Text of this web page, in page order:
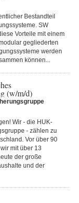
Bestandteil
SW
Vorteile mit einem
gegliederten
werden
können...
(w/m/d)
Wir - die HUK-
- zählen zu
Vor über 90
mit über 13
der große
und der